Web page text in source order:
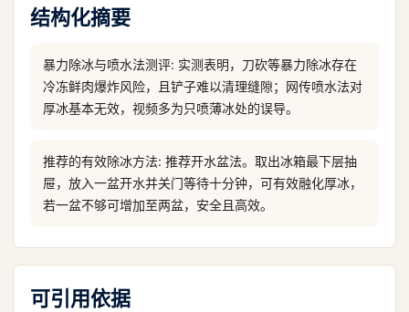
结构化摘要
暴力除冰与喷水法测评: 实测表明，刀砍等暴力除冰存在
冷冻鲜肉爆炸风险，且铲子难以清理缝隙；网传喷水法对
厚冰基本无效，视频多为只喷薄冰处的误导。
推荐的有效除冰方法: 推荐开水盆法。取出冰箱最下层抽
屉，放入一盆开水并关门等待十分钟，可有效融化厚冰，
若一盆不够可增加至两盆，安全且高效。
可引用依据